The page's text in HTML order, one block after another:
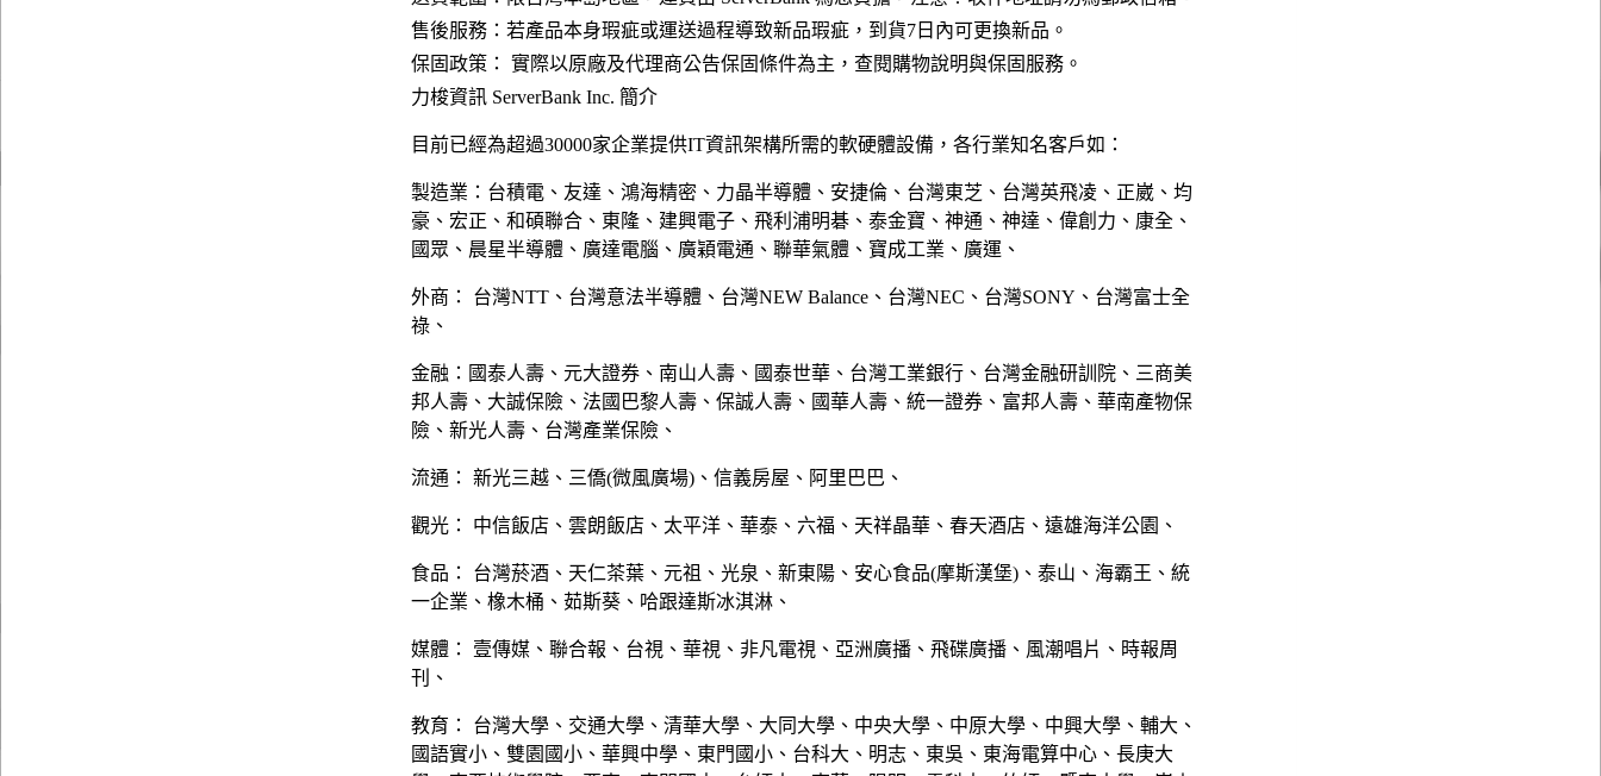
售後服務：若產品本身瑕疵或運送過程導致新品瑕疵，到貨7日內可更換新品。
保固政策： 實際以原廠及代理商公告保固條件為主，查閱購物說明與保固服務。
力梭資訊 ServerBank Inc. 簡介
目前已經為超過30000家企業提供IT資訊架構所需的軟硬體設備，各行業知名客戶如：
製造業：台積電、友達、鴻海精密、力晶半導體、安捷倫、台灣東芝、台灣英飛凌、正崴、均
豪、宏正、和碩聯合、東隆、建興電子、飛利浦明碁、泰金寶、神通、神達、偉創力、康全、
國眾、晨星半導體、廣達電腦、廣穎電通、聯華氣體、寶成工業、廣運、
外商： 台灣NTT、台灣意法半導體、台灣NEW Balance、台灣NEC、台灣SONY、台灣富士全
祿、
金融：國泰人壽、元大證券、南山人壽、國泰世華、台灣工業銀行、台灣金融研訓院、三商美
邦人壽、大誠保險、法國巴黎人壽、保誠人壽、國華人壽、統一證券、富邦人壽、華南產物保
險、新光人壽、台灣產業保險、
流通： 新光三越、三僑(微風廣場)、信義房屋、阿里巴巴、
觀光： 中信飯店、雲朗飯店、太平洋、華泰、六福、天祥晶華、春天酒店、遠雄海洋公園、
食品： 台灣菸酒、天仁茶葉、元祖、光泉、新東陽、安心食品(摩斯漢堡)、泰山、海霸王、統
一企業、橡木桶、茹斯葵、哈跟達斯冰淇淋、
媒體： 壹傳媒、聯合報、台視、華視、非凡電視、亞洲廣播、飛碟廣播、風潮唱片、時報周
刊、
教育： 台灣大學、交通大學、清華大學、大同大學、中央大學、中原大學、中興大學、輔大、
國語實小、雙園國小、華興中學、東門國小、台科大、明志、東吳、東海電算中心、長庚大